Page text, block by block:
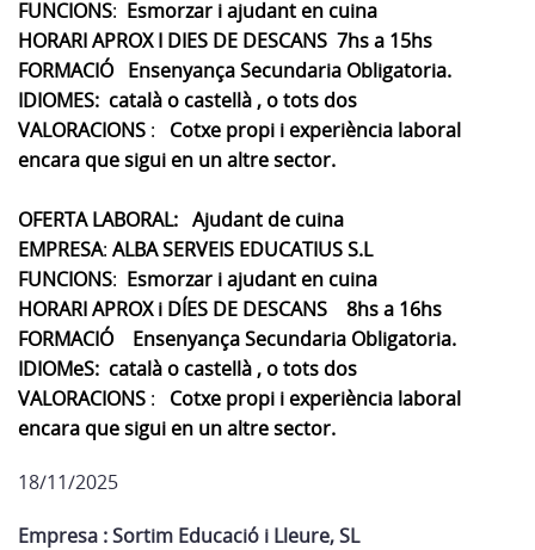
FUNCIONS: Esmorzar i ajudant en cuina
HORARI APROX I DIES DE DESCANS 7hs a 15hs
FORMACIÓ Ensenyança Secundaria Obligatoria.
IDIOMES: català o castellà , o tots dos
VALORACIONS : Cotxe propi i experiència laboral
encara que sigui en un altre sector.
OFERTA LABORAL: Ajudant de cuina
EMPRESA: ALBA SERVEIS EDUCATIUS S.L
FUNCIONS: Esmorzar i ajudant en cuina
HORARI APROX i DÍES DE DESCANS
8hs a 16hs
FORMACIÓ
Ensenyança Secundaria Obligatoria.
IDIOMeS: català o castellà , o tots dos
VALORACIONS : Cotxe propi i experiència laboral
encara que sigui en un altre sector.
18/11/2025
Empresa : Sortim Educació i Lleure, SL